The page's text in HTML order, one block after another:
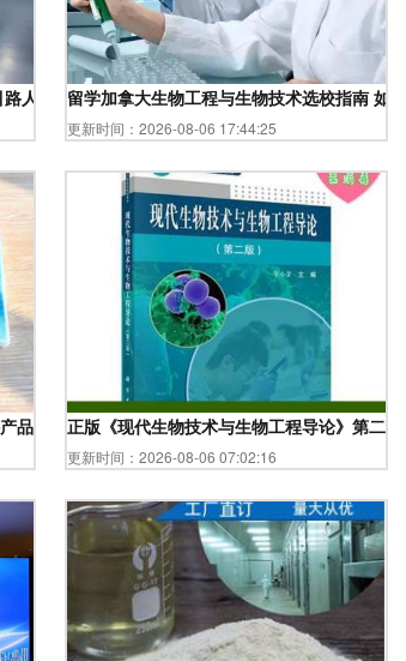
人 留学加拿大生物工程与生物技术选校指南 如
更新时间：2026-08-06 17:44:25
品列表 正版《现代生物技术与生物工程导论》第二
更新时间：2026-08-06 07:02:16